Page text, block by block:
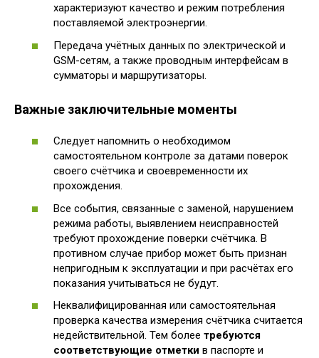
характеризуют качество и режим потребления
поставляемой электроэнергии.
Передача учётных данных по электрической и
GSM-сетям, а также проводным интерфейсам в
сумматоры и маршрутизаторы.
Важные заключительные моменты
Следует напомнить о необходимом
самостоятельном контроле за датами поверок
своего счётчика и своевременности их
прохождения.
Все события, связанные с заменой, нарушением
режима работы, выявлением неисправностей
требуют прохождение поверки счётчика. В
противном случае прибор может быть признан
непригодным к эксплуатации и при расчётах его
показания учитываться не будут.
Неквалифицированная или самостоятельная
проверка качества измерения счётчика считается
недействительной. Тем более требуются
соответствующие отметки в паспорте и